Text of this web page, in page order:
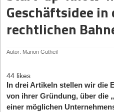
Geschäftsidee
rechtlichen
Autor: Marion Gutheil
44 likes
In drei Artikeln stellen wir die
von ihrer Gründung, über die
einer möglichen